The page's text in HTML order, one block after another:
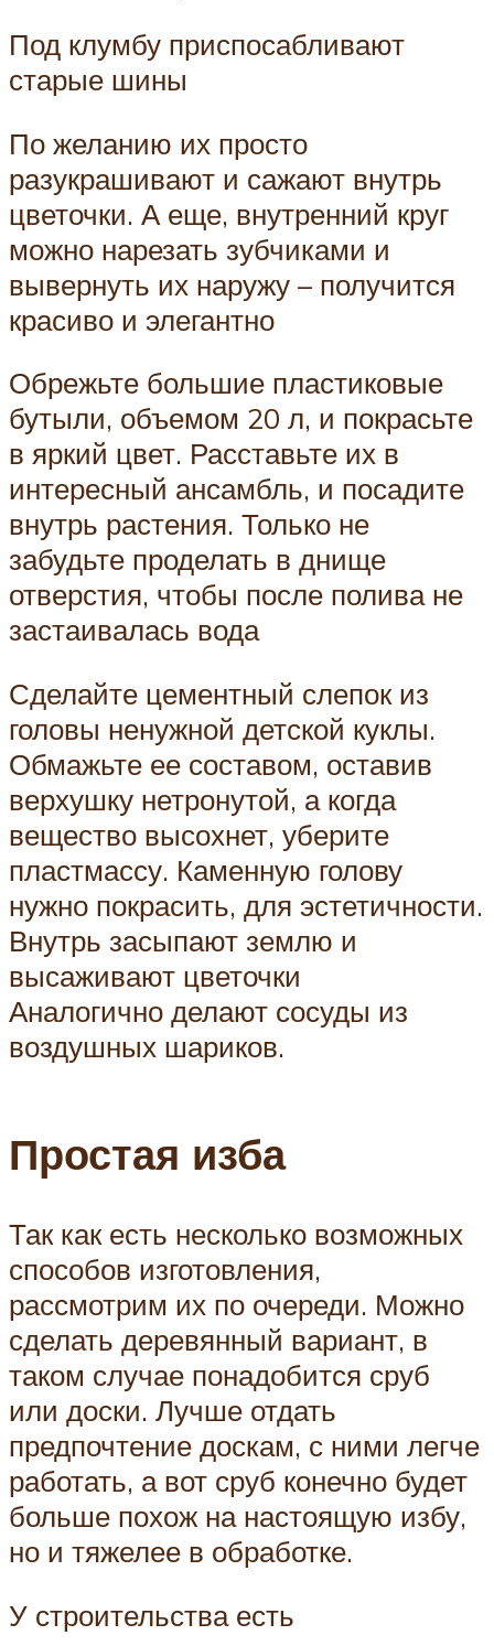
Под клумбу приспосабливают
старые шины
По желанию их просто
разукрашивают и сажают внутрь
цветочки. А еще, внутренний круг
можно нарезать зубчиками и
вывернуть их наружу – получится
красиво и элегантно
Обрежьте большие пластиковые
бутыли, объемом 20 л, и покрасьте
в яркий цвет. Расставьте их в
интересный ансамбль, и посадите
внутрь растения. Только не
забудьте проделать в днище
отверстия, чтобы после полива не
застаивалась вода
Сделайте цементный слепок из
головы ненужной детской куклы.
Обмажьте ее составом, оставив
верхушку нетронутой, а когда
вещество высохнет, уберите
пластмассу. Каменную голову
нужно покрасить, для эстетичности.
Внутрь засыпают землю и
высаживают цветочки
Аналогично делают сосуды из
воздушных шариков.
Простая изба
Так как есть несколько возможных
способов изготовления,
рассмотрим их по очереди. Можно
сделать деревянный вариант, в
таком случае понадобится сруб
или доски. Лучше отдать
предпочтение доскам, с ними легче
работать, а вот сруб конечно будет
больше похож на настоящую избу,
но и тяжелее в обработке.
У строительства есть